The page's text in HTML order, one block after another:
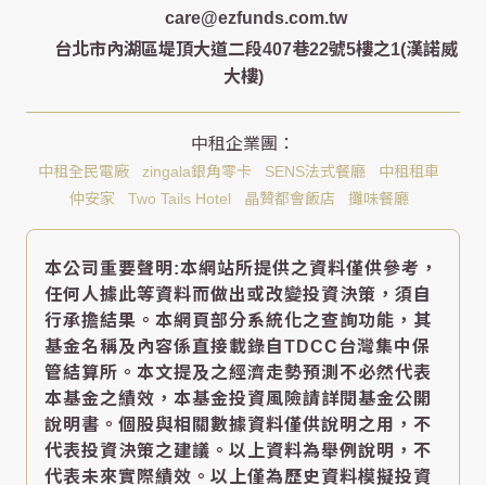
care@ezfunds.com.tw
台北市內湖區堤頂大道二段407巷22號5樓之1(漢諾威
大樓)
中租全民電廠 zingala銀角零卡 SENS法式餐廳
中租租車
仲安家
Two Tails Hotel 晶贊都會飯店 攤味餐廳
本公司重要聲明:本網站所提供之資料僅供參考，
任何人據此等資料而做出或改變投資決策，須自
行承擔結果。本網頁部分系統化之查詢功能，其
基金名稱及內容係直接載錄自TDCC台灣集中保
管結算所。本文提及之經濟走勢預測不必然代表
本基金之績效，本基金投資風險請詳閱基金公開
說明書。個股與相關數據資料僅供說明之用，不
代表投資決策之建議。以上資料為舉例說明，不
代表未來實際績效。以上僅為歷史資料模擬投資